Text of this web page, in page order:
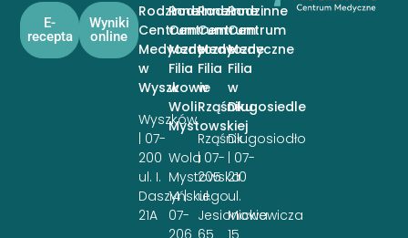
Rodzinne
Centrum
Medyczne
w
Wyszkowie
Wyszków
| 07-
200
ul. I.
Daszyńskiego
21A
Rodzinne
Centrum
Medyczne
Filia
w
Woli
Mystowskiej
Wola
Mystowska
14 |
07-
Rodzinne
Centrum
Medyczne
Filia
w
Rząśniku
Rząśnik
| 07-
205
ul.
Jesionowa
Rodzinne
Centrum
Medyczne
Filia
w
Długosiedle
Długosiodło
| 07-
210
ul.
Mickiewicza
E-
recepta
Wyniki
online